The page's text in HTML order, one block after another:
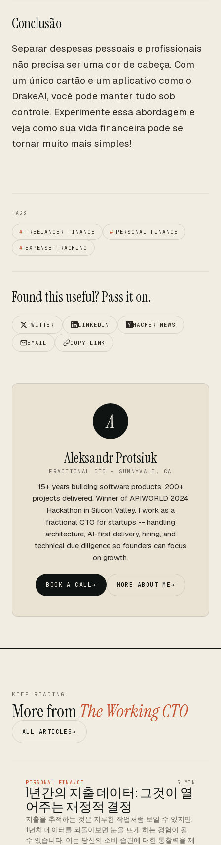
Conclusão
Separar despesas pessoais e profissionais
não precisa ser uma dor de cabeça. Com
um único cartão e um aplicativo como o
DrakeAI, você pode manter tudo sob
controle. Experimente essa abordagem e
veja como sua vida financeira pode se
tornar muito mais simples!
TAGS
# FREELANCER FINANCE # PERSONAL FINANCE
# EXPENSE-TRACKING
Found this useful? Pass it on.
TWITTER LINKEDIN HACKER NEWS
EMAIL COPY LINK
A
Aleksandr Protsiuk
FRACTIONAL CTO - SUNNYVALE, CA
15+ years building software products. 200+
projects delivered. Winner of APIWORLD 2024
Hackathon in Silicon Valley. I work as a
fractional CTO for startups -- handling
architecture, AI-first delivery, hiring, and
technical due diligence so founders can focus
on growth.
BOOK A CALL→ MORE ABOUT ME→
KEEP READING
More fromThe Working CTO
ALL ARTICLES→
PERSONAL FINANCE 5 MIN
1년간의 지출 데이터: 그것이 열
어주는 재정적 결정
지출을 추적하는 것은 지루한 작업처럼 보일 수 있지만,
1년치 데이터를 되돌아보면 눈을 뜨게 하는 경험이 될
수 있습니다. 이는 당신의 소비 습관에 대한 통찰력을 제